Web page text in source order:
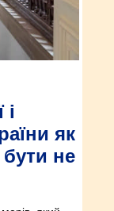
як
не